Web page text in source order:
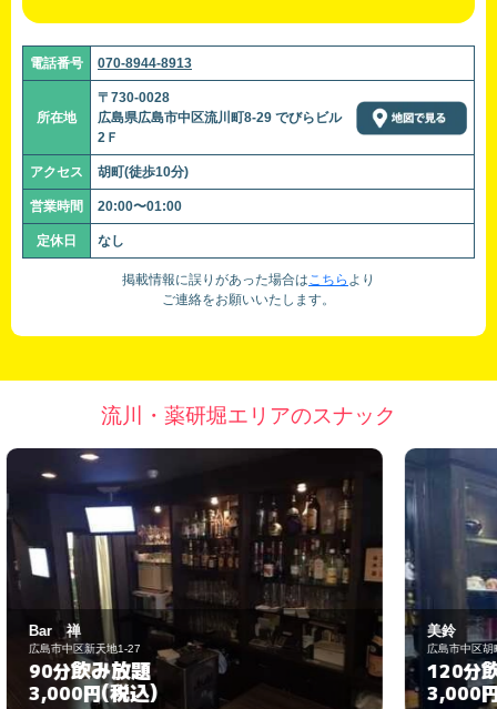
電話番号 070-8944-8913
所在地
〒730-0028
広島県広島市中区流川町8-29 でびらビル
2Ｆ
アクセス 胡町(徒歩10分)
営業時間 20:00〜01:00
定休日 なし
掲載情報に誤りがあった場合はこちら より
ご連絡をお願いいたします。
流川・薬研堀エリアのスナック
美鈴
広島市中区胡町2-13
120分飲み放題
3,000円 (税込)